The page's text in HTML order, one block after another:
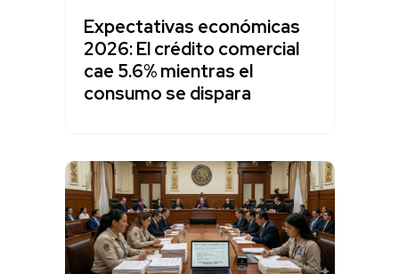
Expectativas económicas
2026: El crédito comercial
cae 5.6% mientras el
consumo se dispara